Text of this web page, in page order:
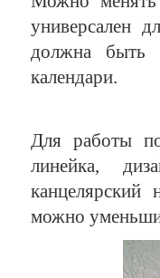
универсален
должна быть
календари.
Для работы
линейка,
можно